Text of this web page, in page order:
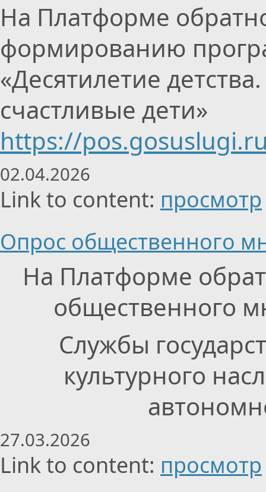
На Платформе
формированию
«Десятилетие
счастливые дети»
https://
02.04.2026
Link to content: просмотр
Опрос общественного
На Платформе
общественного
Службы
культурного
27.03.2026
Link to content: просмотр